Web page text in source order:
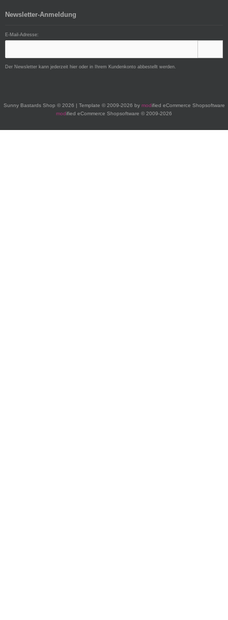
Newsletter-Anmeldung
E-Mail-Adresse:
Der Newsletter kann jederzeit hier oder in Ihrem Kundenkonto abbestellt werden.
Sunny Bastards Shop © 2026 | Template © 2009-2026 by modified eCommerce Shopsoftware
modified eCommerce Shopsoftware © 2009-2026